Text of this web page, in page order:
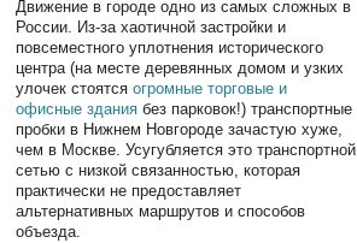
Движение в городе одно из самых сложных в
России. Из-за хаотичной застройки и
повсеместного уплотнения исторического
центра (на месте деревянных домом и узких
улочек стоятсяогромные торговые и
офисные здания без парковок!) транспортные
пробки в Нижнем Новгороде зачастую хуже,
чем в Москве. Усугубляется это транспортной
сетью с низкой связанностью, которая
практически не предоставляет
альтернативных маршрутов и способов
объезда.